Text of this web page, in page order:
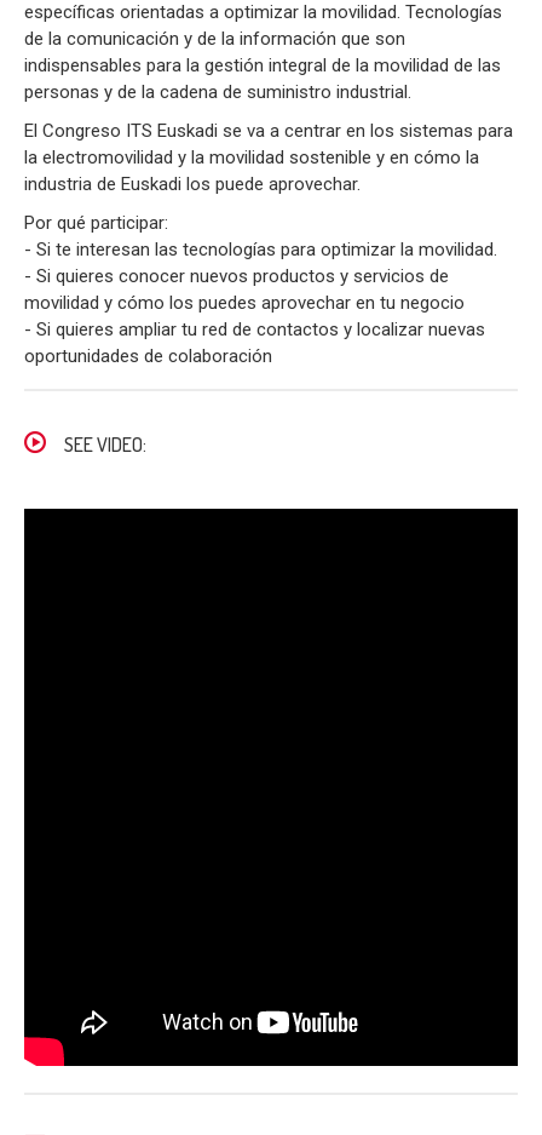
específicas orientadas a optimizar la movilidad. Tecnologías
de la comunicación y de la información que son
indispensables para la gestión integral de la movilidad de las
personas y de la cadena de suministro industrial.
El Congreso ITS Euskadi se va a centrar en los sistemas para
la electromovilidad y la movilidad sostenible y en cómo la
industria de Euskadi los puede aprovechar.
Por qué participar:
- Si te interesan las tecnologías para optimizar la movilidad.
- Si quieres conocer nuevos productos y servicios de
movilidad y cómo los puedes aprovechar en tu negocio
- Si quieres ampliar tu red de contactos y localizar nuevas
oportunidades de colaboración
SEE VIDEO: